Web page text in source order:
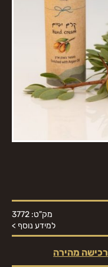
מק"ט: 3772
למידע נוסף >
רכישה מהירה